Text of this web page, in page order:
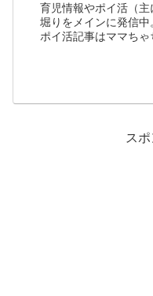
育児情報やポイ活（
堀りをメインに発信中
ポイ活記事はママちゃ
ス